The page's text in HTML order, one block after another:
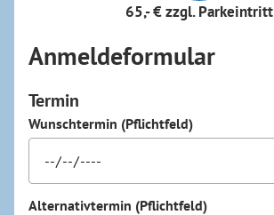
65,- € zzgl. Parkeintritt
Anmeldeformular
Termin
Wunschtermin (Pflichtfeld)
Alternativtermin (Pflichtfeld)